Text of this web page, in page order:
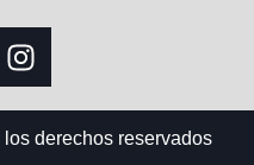
derechos reservados